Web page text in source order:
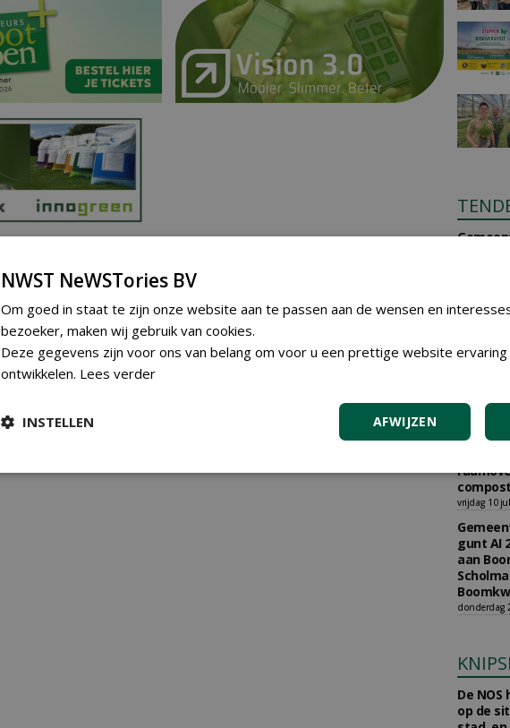
gunt
vrijdag 17
vrijdag 10
gunt AI
aan
donderdag
De
op de
NWST NeWSTories BV
Om goed in staat te zijn onze website aan te passen aan de wensen en
bezoeker, maken wij gebruik van cookies.
Deze gegevens zijn voor ons van belang om voor u een prettige website ervaring
ontwikkelen. Lees verder
AFWIJZEN
INSTELLEN